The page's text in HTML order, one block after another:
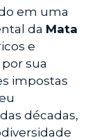
em uma
da Mata
e
sua
impostas
décadas,